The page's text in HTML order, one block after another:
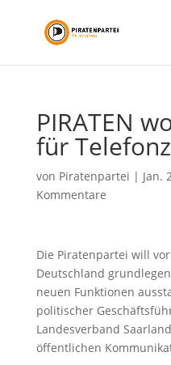
PIRATEN
für
von Piratenpartei | Jan.
Kommentare
Die Piratenpartei will
Deutschland
neuen Funktionen
politischer
Landesverband
öffentlichen